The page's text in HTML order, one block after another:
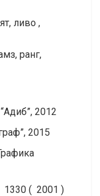
ливо ,
ранг,
2012
2015
1330 ( 2001 )